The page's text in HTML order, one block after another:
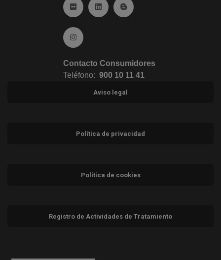
Ir a Flickr (abre en ventana nueva)
Ir a Linkedin (abre en ventana nueva)
Ir al Blog (abre en ventana
Ir a Instagram (abre en ventana nueva)
Contacto Consumidores
Teléfono: 900 10 11 41
Aviso legal
Política de privacidad
Política de cookies
Registro de Actividades de Tratamiento